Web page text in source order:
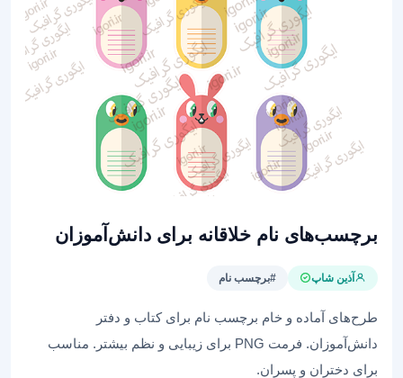
برچسب‌های نام خلاقانه برای دانش‌آموزان
آذین شاپ #برچسب نام
طرح‌های آماده و خام برچسب نام برای کتاب و دفتر
دانش‌آموزان. فرمت PNG برای زیبایی و نظم بیشتر. مناسب
برای دختران و پسران.